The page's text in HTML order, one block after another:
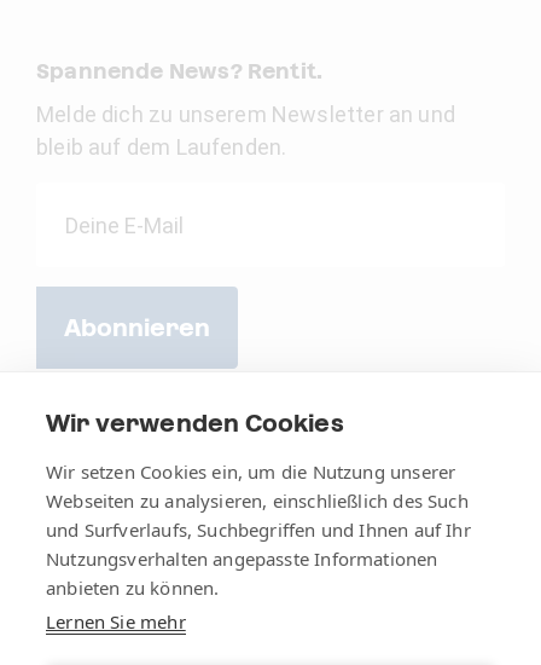
Wir verwenden Cookies
Wir setzen Cookies ein, um die Nutzung unserer
Webseiten zu analysieren, einschließlich des Such
und Surfverlaufs, Suchbegriffen und Ihnen auf Ihr
Nutzungsverhalten angepasste Informationen
anbieten zu können.
Lernen Sie mehr
Spannende News? Rentit.
Melde dich zu unserem Newsletter an und
bleib auf dem Laufenden.
Abonnieren
AGB Impressum